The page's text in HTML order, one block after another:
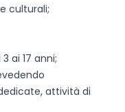
culturali;
ai 17 anni;
attività di